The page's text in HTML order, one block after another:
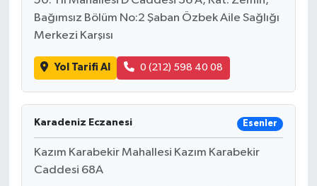
Bağımsız Bölüm No:2 Şaban Özbek Aile Sağlığı
Merkezi Karşısı
Yol Tarifi Al 0 (212) 598 40 08
Karadeniz Eczanesi Esenler
Kazım Karabekir Mahallesi Kazım Karabekir
Caddesi 68A